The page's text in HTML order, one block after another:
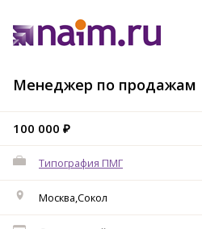
Менеджер по продажам
100 000 ₽
Типография ПМГ
Москва,Сокол